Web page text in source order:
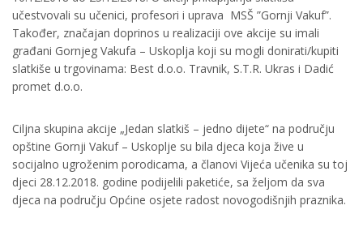
učestvovali su učenici, profesori i uprava MSŠ ”Gornji Vakuf”.
Također, značajan doprinos u realizaciji ove akcije su imali
građani Gornjeg Vakufa – Uskoplja koji su mogli donirati/kupiti
slatkiše u trgovinama: Best d.o.o. Travnik, S.T.R. Ukras i Dadić
promet d.o.o.
Ciljna skupina akcije „Jedan slatkiš – jedno dijete“ na području
opštine Gornji Vakuf – Uskoplje su bila djeca koja žive u
socijalno ugroženim porodicama, a članovi Vijeća učenika su toj
djeci 28.12.2018. godine podijelili paketiće, sa željom da sva
djeca na području Općine osjete radost novogodišnjih praznika.